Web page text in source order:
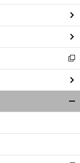
ン
ド
ウ
で
開
く
新
し
い
ウ
ィ
ン
ウ
開